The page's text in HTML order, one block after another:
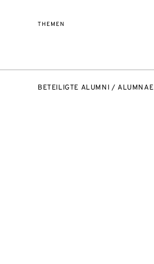
THEMEN
BETEILIGTE ALUMNI / ALUMNAE